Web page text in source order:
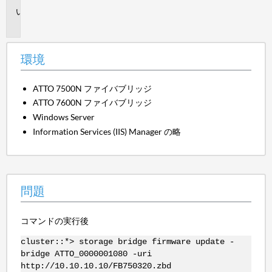
環境
ATTO 7500N ファイバブリッジ
ATTO 7600N ファイバブリッジ
Windows Server
Information Services (IIS) Manager の略
問題
コマンドの実行後
cluster::*> storage bridge firmware update -
bridge ATTO_0000001080 -uri
http://10.10.10.10/FB750320.zbd